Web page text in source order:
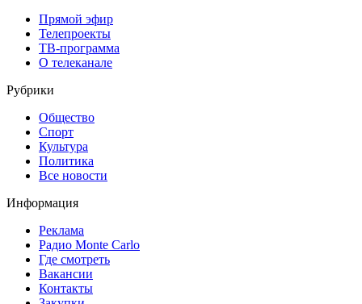
Прямой эфир
Телепроекты
ТВ-программа
О телеканале
Рубрики
Общество
Спорт
Культура
Политика
Все новости
Информация
Реклама
Радио Monte Carlo
Где смотреть
Вакансии
Контакты